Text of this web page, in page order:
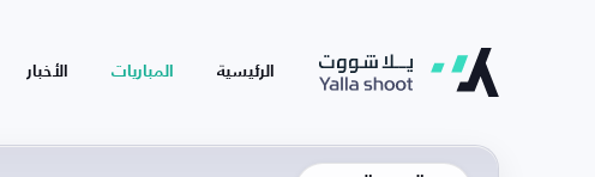
الرئيسية المباريات الأخبار